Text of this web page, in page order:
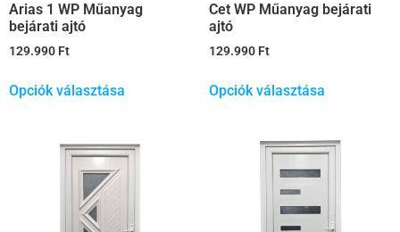
Arias 1 WP Műanyag
bejárati ajtó
129.990 Ft
Opciók választása
Cet WP Műanyag bejárati
ajtó
129.990 Ft
Opciók választása